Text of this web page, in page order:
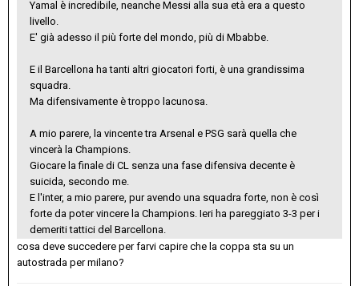
Yamal è incredibile, neanche Messi alla sua età era a questo
livello.
E' già adesso il più forte del mondo, più di Mbabbe.
E il Barcellona ha tanti altri giocatori forti, è una grandissima
squadra.
Ma difensivamente è troppo lacunosa.
A mio parere, la vincente tra Arsenal e PSG sarà quella che
vincerà la Champions.
Giocare la finale di CL senza una fase difensiva decente è
suicida, secondo me.
E l'inter, a mio parere, pur avendo una squadra forte, non è così
forte da poter vincere la Champions. Ieri ha pareggiato 3-3 per i
demeriti tattici del Barcellona.
cosa deve succedere per farvi capire che la coppa sta su un
autostrada per milano?